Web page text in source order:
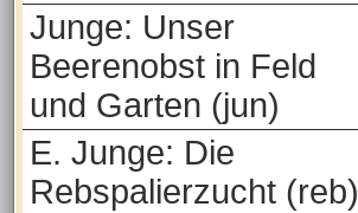
Junge: Unser
Beerenobst in Feld
und Garten (jun)
E. Junge: Die
Rebspalierzucht (reb)